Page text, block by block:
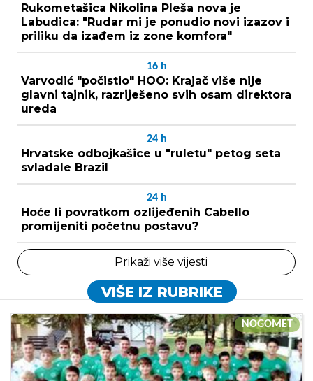
Rukometašica Nikolina Pleša nova je
Labudica: "Rudar mi je ponudio novi izazov i
priliku da izađem iz zone komfora"
16 h
Varvodić "počistio" HOO: Krajač više nije
glavni tajnik, razriješeno svih osam direktora
ureda
24 h
Hrvatske odbojkašice u "ruletu" petog seta
svladale Brazil
24 h
Hoće li povratkom ozlijeđenih Cabello
promijeniti početnu postavu?
Prikaži više vijesti
VIŠE IZ RUBRIKE
NOGOMET